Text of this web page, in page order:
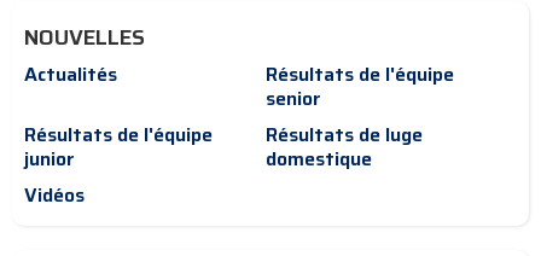
NOUVELLES
Actualités
Résultats de l'équipe
senior
Résultats de l'équipe
junior
Résultats de luge
domestique
Vidéos